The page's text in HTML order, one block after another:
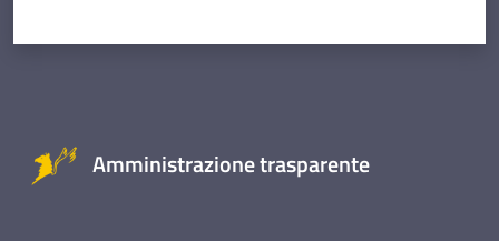
Amministrazione trasparente